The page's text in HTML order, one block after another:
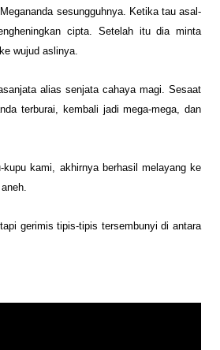
sesungguhnya. Ketika tau asal-
cipta. Setelah itu dia minta
wujud aslinya.
alias senjata cahaya magi. Sesaat
terburai, kembali jadi mega-mega, dan
-kupu kami, akhirnya berhasil melayang ke
gerimis tipis-tipis tersembunyi di antara